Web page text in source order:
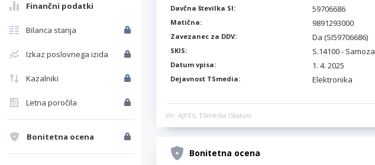
Finančni podatki
Bilanca stanja
Izkaz poslovnega izida
Kazalniki
Letna poročila
Bonitetna ocena
Davčna številka SI: 59706686
Matična: 9891293000
Zavezanec za DDV: Da (SI59706686)
SKIS: S.14100 -
Datum vpisa: 1. 4. 2025
Dejavnost TSmedia: Elektronika
Vir: AJPES, TSmedia (Status)
Bonitetna ocena